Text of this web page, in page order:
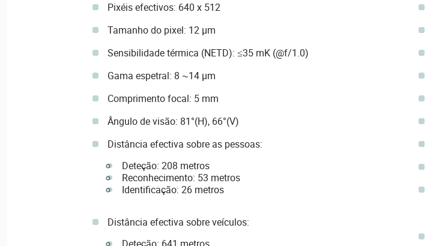
Pixéis efectivos: 640 x 512
Tamanho do pixel: 12 µm
Sensibilidade térmica (NETD): ≤35 mK (@f/1.0)
Gama espetral: 8 ~14 µm
Comprimento focal: 5 mm
Ângulo de visão: 81°(H), 66°(V)
Distância efectiva sobre as pessoas:
Deteção: 208 metros
Reconhecimento: 53 metros
Identificação: 26 metros
Distância efectiva sobre veículos: